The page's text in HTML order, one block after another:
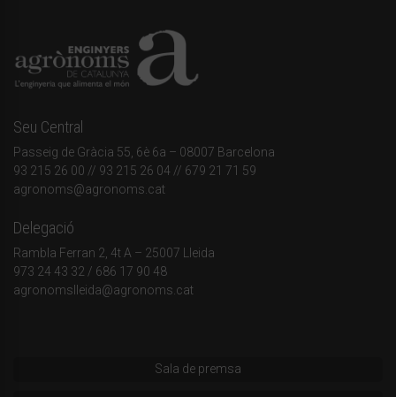
Seu Central
Passeig de Gràcia 55, 6è 6a – 08007 Barcelona
93 215 26 00 // 93 215 26 04 // 679 21 71 59
agronoms@agronoms.cat
Delegació
Rambla Ferran 2, 4t A – 25007 Lleida
973 24 43 32 / 686 17 90 48
agronomslleida@agronoms.cat
Sala de premsa